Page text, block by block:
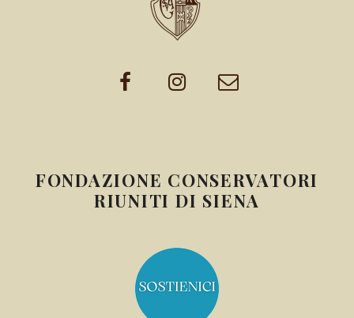
FONDAZIONE CONSERVATORI
RIUNITI DI SIENA